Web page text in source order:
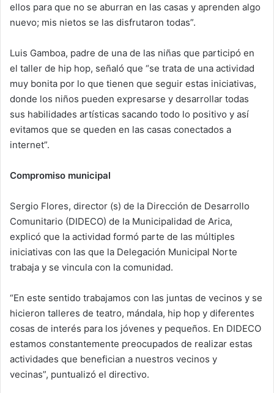
ellos para que no se aburran en las casas y aprenden algo
nuevo; mis nietos se las disfrutaron todas”.
Luis Gamboa, padre de una de las niñas que participó en
el taller de hip hop, señaló que “se trata de una actividad
muy bonita por lo que tienen que seguir estas iniciativas,
donde los niños pueden expresarse y desarrollar todas
sus habilidades artísticas sacando todo lo positivo y así
evitamos que se queden en las casas conectados a
internet”.
Compromiso municipal
Sergio Flores, director (s) de la Dirección de Desarrollo
Comunitario (DIDECO) de la Municipalidad de Arica,
explicó que la actividad formó parte de las múltiples
iniciativas con las que la Delegación Municipal Norte
trabaja y se vincula con la comunidad.
“En este sentido trabajamos con las juntas de vecinos y se
hicieron talleres de teatro, mándala, hip hop y diferentes
cosas de interés para los jóvenes y pequeños. En DIDECO
estamos constantemente preocupados de realizar estas
actividades que benefician a nuestros vecinos y
vecinas”, puntualizó el directivo.